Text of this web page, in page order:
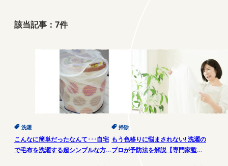
該当記事： 7件
洗濯
こんなに簡単だったなんて･･･自宅
で毛布を洗濯する超シンプルな方
掃除
もう色移りに悩まされない! 洗濯の
プロが予防法を解説【専門家監